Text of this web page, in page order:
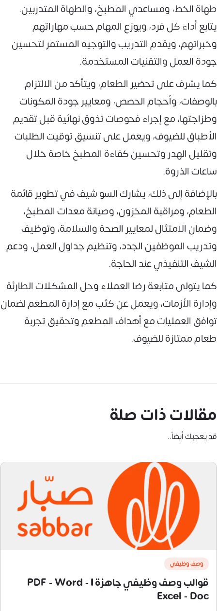
طهاة الخط، ومساعدي المطبخ، والطهاة المتدربين.
يتابع أداء كل فرد، ويوزع المهام حسب مهاراتهم
وخبراتهم، ويقدم التدريب والتوجيه المستمر لتحسين
جودة العمل والتقنيات المستخدمة.
كما يشرف على تحضير الطعام، ويتأكد من الالتزام
بالوصفات، وأحجام الحصص، ومعايير جودة المكونات
وطزاجتها، مع إجراء فحوصات تذوق نهائية قبل تقديم
الأطباق للضيوف، ويعمل على تنسيق توقيت الطلبات
وتقليل الهدر وتحسين كفاءة المطبخ خاصة خلال
ساعات الذروة.
بالإضافة إلى ذلك، يشارك السو شيف في تطوير قائمة
الطعام، ومراقبة المخزون، وصيانة معدات المطبخ،
وضمان الامتثال لمعايير الصحة والسلامة، وتوظيف
وتدريب الموظفين الجدد، وتنظيم جداول العمل، ودعم
الشيف التنفيذي عند الحاجة.
كما يتولى متابعة رضا العملاء وحل المشكلات الطارئة
وإدارة الأزمات، ويعمل عن كثب مع إدارة المطعم لضمان
توافق العمليات مع أهداف المطعم وتحقيق تجربة
طعام ممتازة للضيوف.
مقالات ذات صلة
قد يعجبك أيضاً..
وصف وظيفي
قوالب وصف وظيفي جاهزة | PDF - Word -
Excel - Doc